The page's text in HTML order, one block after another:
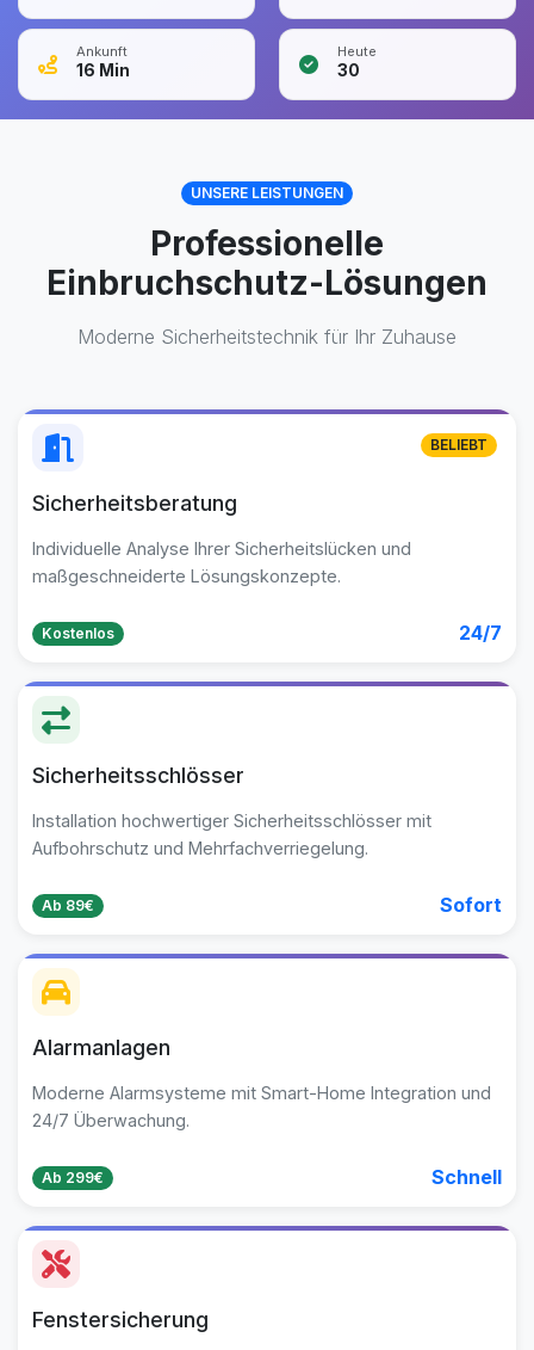
Ankunft
16 Min
Heute
30
UNSERE LEISTUNGEN
Professionelle
Einbruchschutz-Lösungen
Moderne Sicherheitstechnik für Ihr Zuhause
Sicherheitsberatung
Individuelle Analyse Ihrer Sicherheitslücken und
maßgeschneiderte Lösungskonzepte.
Kostenlos 24/7
BELIEBT
Sicherheitsschlösser
Installation hochwertiger Sicherheitsschlösser mit
Aufbohrschutz und Mehrfachverriegelung.
Ab 89€ Sofort
Alarmanlagen
Moderne Alarmsysteme mit Smart-Home Integration und
24/7 Überwachung.
Ab 299€ Schnell
Fenstersicherung